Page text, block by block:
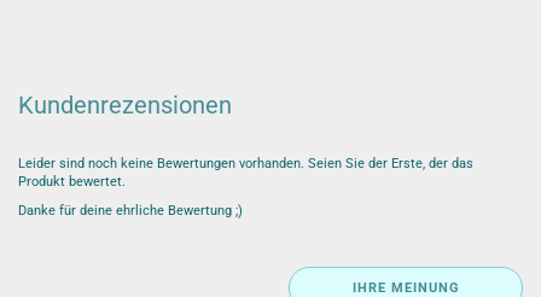
Kundenrezensionen
Leider sind noch keine Bewertungen vorhanden. Seien Sie der Erste, der das
Produkt bewertet.
Danke für deine ehrliche Bewertung ;)
IHRE MEINUNG